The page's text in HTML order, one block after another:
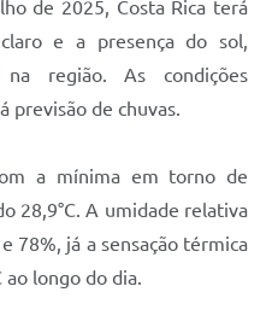
de 2025, Costa Rica terá
e a presença do sol,
região. As condições
previsão de chuvas.
a mínima em torno de
28,9°C. A umidade relativa
78%, já a sensação térmica
ao longo do dia.